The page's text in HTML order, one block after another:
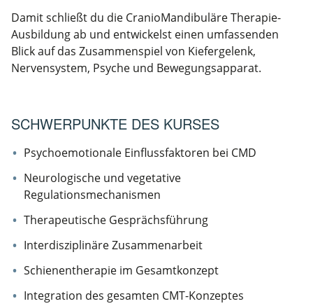
Damit schließt du die CranioMandibuläre Therapie-
Ausbildung ab und entwickelst einen umfassenden
Blick auf das Zusammenspiel von Kiefergelenk,
Nervensystem, Psyche und Bewegungsapparat.
SCHWERPUNKTE DES KURSES
Psychoemotionale Einflussfaktoren bei CMD
Neurologische und vegetative
Regulationsmechanismen
Therapeutische Gesprächsführung
Interdisziplinäre Zusammenarbeit
Schienentherapie im Gesamtkonzept
Integration des gesamten CMT-Konzeptes